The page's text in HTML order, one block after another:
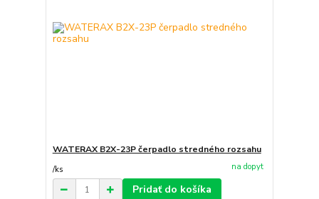
WATERAX B2X-23P čerpadlo stredného rozsahu
/ks na dopyt
Pridať do košíka